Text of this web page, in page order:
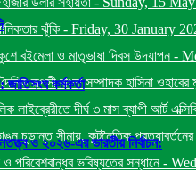
ঝুঁকি - Friday, 30 January
বইমেলা ও মাতৃভাষা দিবস উদযাপন-
রূপসী বাংলা সম্পাদক হাসিনা
লাইব্রেরীতে দীর্ঘ ৩ মাস ব্যাপী আর্ট
চূড়ান্ত সীমায়, কূটনৈতিক
ও পরিবেশবান্ধব ভবিষ্যতের সন্ধানে-
কর্মকর্তা
ও ২০২৬-এর ভারতীয় নির্বাচন: